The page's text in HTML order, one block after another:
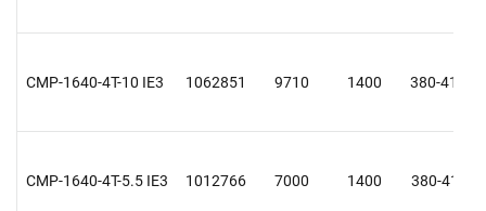
CMP-1640-4T-10 IE3 1062851 9710 1400 380-415 D
CMP-1640-4T-5.5 IE3 1012766 7000 1400 380-415 Y